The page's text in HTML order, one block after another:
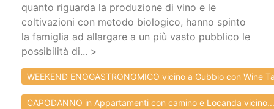
quanto riguarda la produzione di vino e le
coltivazioni con metodo biologico, hanno spinto
la famiglia ad allargare a un più vasto pubblico le
possibilità di... >
WEEKEND ENOGASTRONOMICO vicino a Gubbio con Wine
CAPODANNO in Appartamenti con camino e Locanda vicino...